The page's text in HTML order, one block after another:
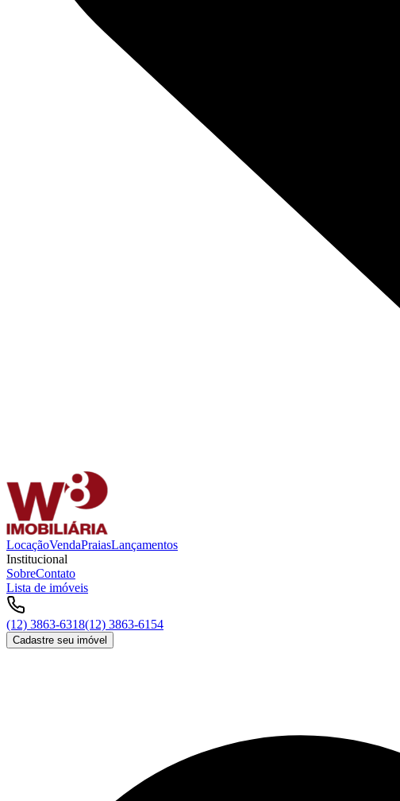
LocaçãoVendaPraiasLançamentos
Institucional
SobreContato
Lista de imóveis
(12) 3863-6318(12) 3863-6154
Cadastre seu imóvel